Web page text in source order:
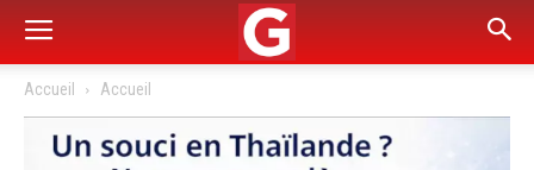
Accueil Accueil